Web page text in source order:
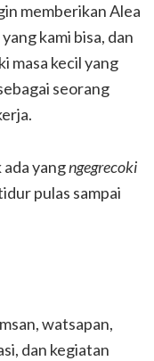
memberikan Alea
kami bisa, dan
masa kecil yang
seorang
ada yangngegrecoki
pulas sampai
watsapan,
dan kegiatan